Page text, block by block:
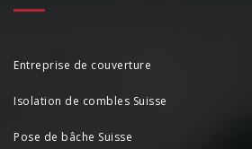
Entreprise de couverture
Isolation de combles Suisse
Pose de bâche Suisse